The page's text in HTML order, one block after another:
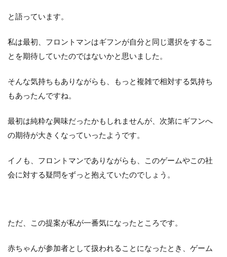
と語っています。
私は最初、フロントマンはギフンが自分と同じ選択をするこ
とを期待していたのではないかと思いました。
そんな気持ちもありながらも、もっと複雑で相対する気持ち
もあったんですね。
最初は純粋な興味だったかもしれませんが、次第にギフンへ
の期待が大きくなっていったようです。
イノも、フロントマンでありながらも、このゲームやこの社
会に対する疑問をずっと抱えていたのでしょう。
ただ、この提案が私が一番気になったところです。
赤ちゃんが参加者として扱われることになったとき、ゲーム